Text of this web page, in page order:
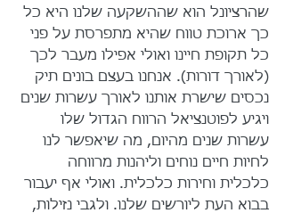
שהרציונל הוא שההשקעה שלנו היא כל
כך ארוכת טווח שהיא מתפרסת על פני
כל תקופת חיינו ואולי אפילו מעבר לכך
(לאורך דורות). אנחנו בעצם בונים תיק
נכסים שישרת אותנו לאורך עשרות שנים
ויגיע לפוטנציאל הרווח הגדול שלו
עשרות שנים מהיום, מה שיאפשר לנו
לחיות חיים נוחים וליהנות מרווחה
כלכלית וחירות כלכלית. ואולי אף יעבור
בבוא העת ליורשים שלנו. ולגבי נזילות,